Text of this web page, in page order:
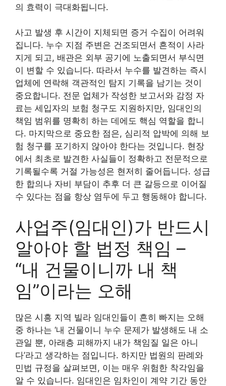
의 효력이 극대화됩니다.
사고 발생 후 시간이 지체되면 증거 수집이 어려워
집니다. 누수 지점 주변은 건조되면서 흔적이 사라
지게 되고, 배관은 외부 공기에 노출되면서 부식면
이 변할 수 있습니다. 따라서 누수를 발견하는 즉시
업체에 연락해 객관적인 탐지 기록을 남기는 것이
중요합니다. 전문 업체가 작성한 보고서와 감정 자
료는 세입자의 보험 청구도 지원하지만, 임대인의
책임 범위를 명확히 하는 데에도 핵심 역할을 합니
다. 마지막으로 중요한 점은, 심리적 압박에 의해 보
험 청구를 포기하지 않아야 한다는 것입니다. 현장
에서 최초로 발견한 사실들이 정확하고 전문적으로
기록될수록 거절 가능성은 현저히 줄어듭니다. 성급
한 합의나 자비 부담이 추후 더 큰 갈등으로 이어질
수 있다는 점을 항상 염두에 두고 행동해야 합니다.
사업주(임대인)가 반드시
알아야 할 법정 책임 –
“내 건물이니까 내 책
임”이라는 오해
많은 시흥 지역 빌라 임대인들이 흔히 빠지는 오해
중 하나는 ‘내 건물이니 누수 문제가 발생해도 내 소
관일 뿐, 아래층 피해까지 내가 책임질 일은 아니
다’라고 생각하는 점입니다. 하지만 법원의 판례와
민법 규정을 살펴보면, 이는 매우 위험한 착각임을
알 수 있습니다. 임대인은 임차인이 계약 기간 동안